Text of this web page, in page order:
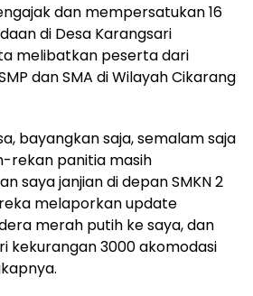
dan mempersatukan 16
di Desa Karangsari
melibatkan peserta dari
dan SMA di Wilayah Cikarang
bayangkan saja, semalam saja
rekan panitia masih
saya janjian di depan SMKN 2
melaporkan update
merah putih ke saya, dan
kekurangan 3000 akomodasi